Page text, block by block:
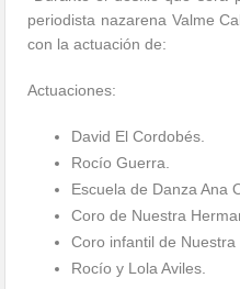
periodista nazarena Valme
con la actuación de:
Actuaciones:
David El Cordobés.
Rocío Guerra.
Escuela de Danza Ana
Coro de Nuestra
Coro infantil de Nuestra
Rocío y Lola Aviles.